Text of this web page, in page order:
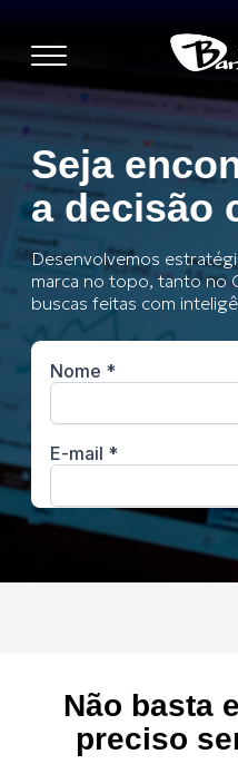
Seja
a decisão
Desenvolvemos
marca no topo, tanto no
buscas feitas com
Não basta
preciso